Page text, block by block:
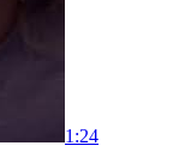
1:24